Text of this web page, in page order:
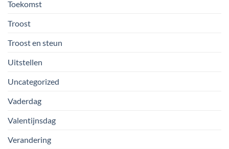
Toekomst
Troost
Troost en steun
Uitstellen
Uncategorized
Vaderdag
Valentijnsdag
Verandering